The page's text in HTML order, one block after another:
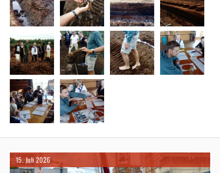
15. Juli 2026